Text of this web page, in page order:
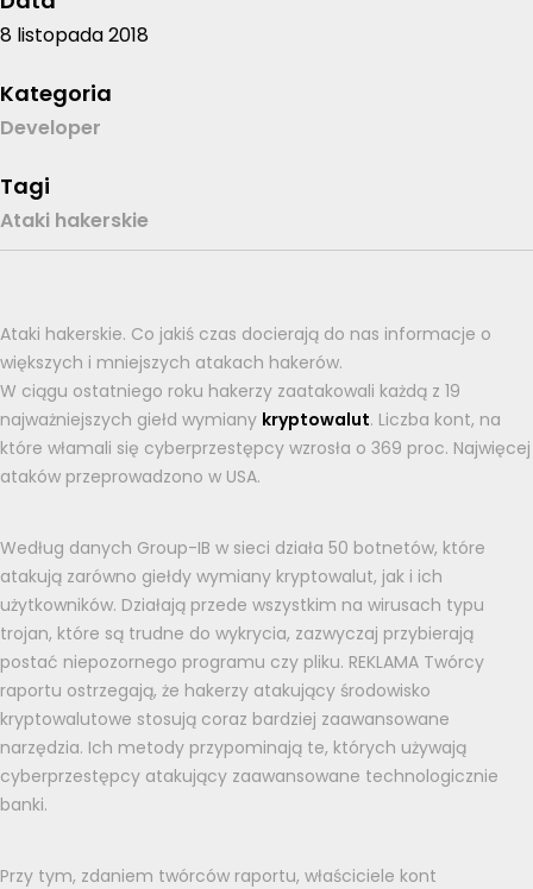
8 listopada 2018
Kategoria
Developer
Tagi
Ataki hakerskie
Ataki hakerskie. Co jakiś czas docierają do nas informacje o
większych i mniejszych atakach hakerów.
W ciągu ostatniego roku hakerzy zaatakowali każdą z 19
najważniejszych giełd wymiany kryptowalut. Liczba kont, na
które włamali się cyberprzestępcy wzrosła o 369 proc. Najwięcej
ataków przeprowadzono w USA.
Według danych Group-IB w sieci działa 50 botnetów, które
atakują zarówno giełdy wymiany kryptowalut, jak i ich
użytkowników. Działają przede wszystkim na wirusach typu
trojan, które są trudne do wykrycia, zazwyczaj przybierają
postać niepozornego programu czy pliku. REKLAMA Twórcy
raportu ostrzegają, że hakerzy atakujący środowisko
kryptowalutowe stosują coraz bardziej zaawansowane
narzędzia. Ich metody przypominają te, których używają
cyberprzestępcy atakujący zaawansowane technologicznie
banki.
Przy tym, zdaniem twórców raportu, właściciele kont